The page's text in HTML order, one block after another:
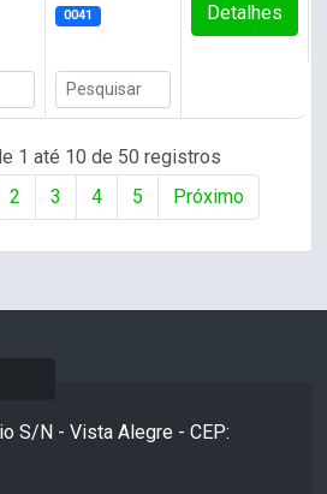
0041 Detalhes
1 até 10 de 50 registros
2 3 4 5 Próximo
S/N - Vista Alegre - CEP: